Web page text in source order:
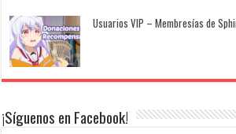
Usuarios VIP – Membresías de
¡Síguenos en Facebook!